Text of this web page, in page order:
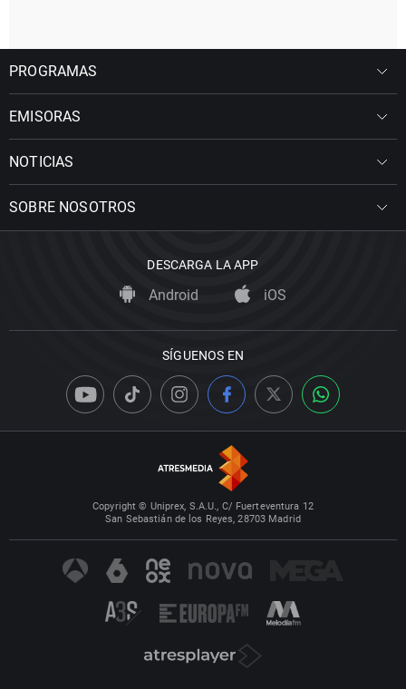
PROGRAMAS
EMISORAS
NOTICIAS
SOBRE NOSOTROS
DESCARGA LA APP
Android iOS
SÍGUENOS EN
Copyright © Uniprex, S.A.U., C/ Fuerteventura 12
San Sebastián de los Reyes, 28703 Madrid